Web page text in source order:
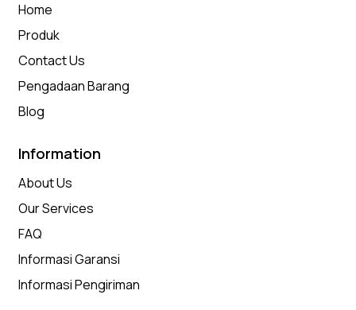
Home
Produk
Contact Us
Pengadaan Barang
Blog
Information
About Us
Our Services
FAQ
Informasi Garansi
Informasi Pengiriman